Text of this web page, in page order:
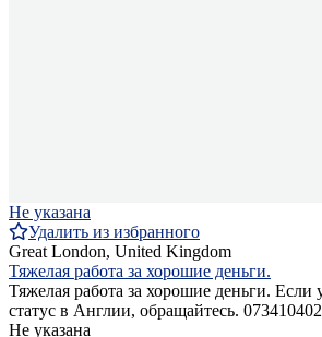
Не указана
Удалить из избранного
Great London, United Kingdom
Тяжелая работа за хорошие деньги.
Тяжелая работа за хорошие деньги. Если
статус в Англии, обращайтесь.
Не указана